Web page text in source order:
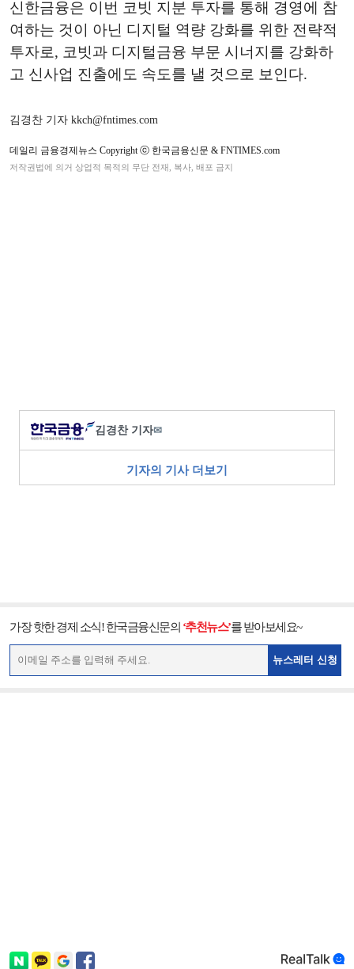
신한금융은 이번 코빗 지분 투자를 통해 경영에 참
여하는 것이 아닌 디지털 역량 강화를 위한 전략적
투자로, 코빗과 디지털금융 부문 시너지를 강화하
고 신사업 진출에도 속도를 낼 것으로 보인다.
김경찬 기자 kkch@fntimes.com
데일리 금융경제뉴스 Copyright ⓒ 한국금융신문 & FNTIMES.com
저작권법에 의거 상업적 목적의 무단 전재, 복사, 배포 금지
김경찬 기자✉
기자의 기사 더보기
가장 핫한 경제 소식! 한국금융신문의 ‘추천뉴스’를 받아보세요~
뉴스레터 신청